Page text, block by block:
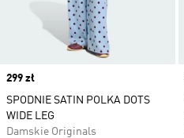
Price
299 zł
SPODNIE SATIN POLKA DOTS
WIDE LEG
Damskie Originals